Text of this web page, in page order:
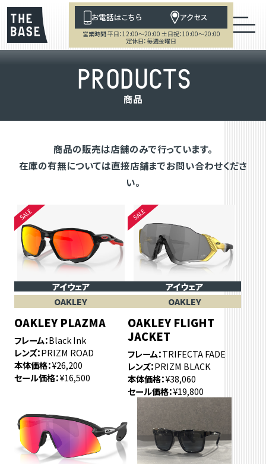
お電話はこちら アクセス
営業時間 平日：12:00～20:00 土日祝：10:00～20:00
定休日：毎週金曜日
PRODUCTS
商品
商品の販売は店舗のみで行っています。
在庫の有無については直接店舗までお問い合わせくださ
い。
アイウェア
OAKLEY
OAKLEY PLAZMA
フレーム Black Ink
レンズ PRIZM ROAD
本体価格 ¥26,200
セール価格 ¥16,500
アイウェア
OAKLEY
OAKLEY FLIGHT
JACKET
フレーム TRIFECTA FADE
レンズ PRIZM BLACK
本体価格 ¥38,060
セール価格 ¥19,800